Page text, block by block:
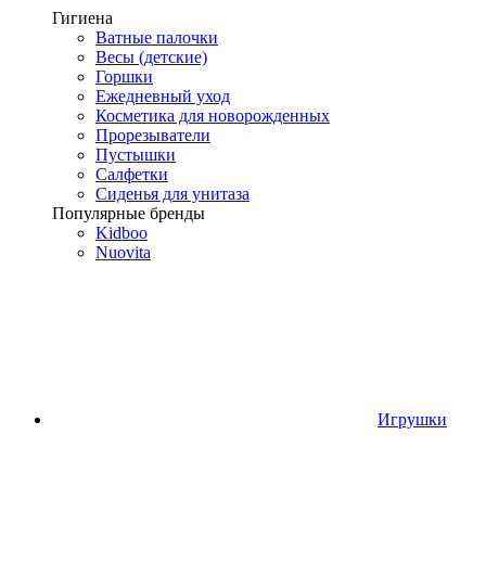
Гигиена
Ватные палочки
Весы (детские)
Горшки
Ежедневный уход
Косметика для новорожденных
Прорезыватели
Пустышки
Салфетки
Сиденья для унитаза
Популярные бренды
Kidboo
Nuovita
Игрушки